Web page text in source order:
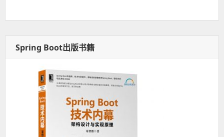
Spring Boot出版书籍